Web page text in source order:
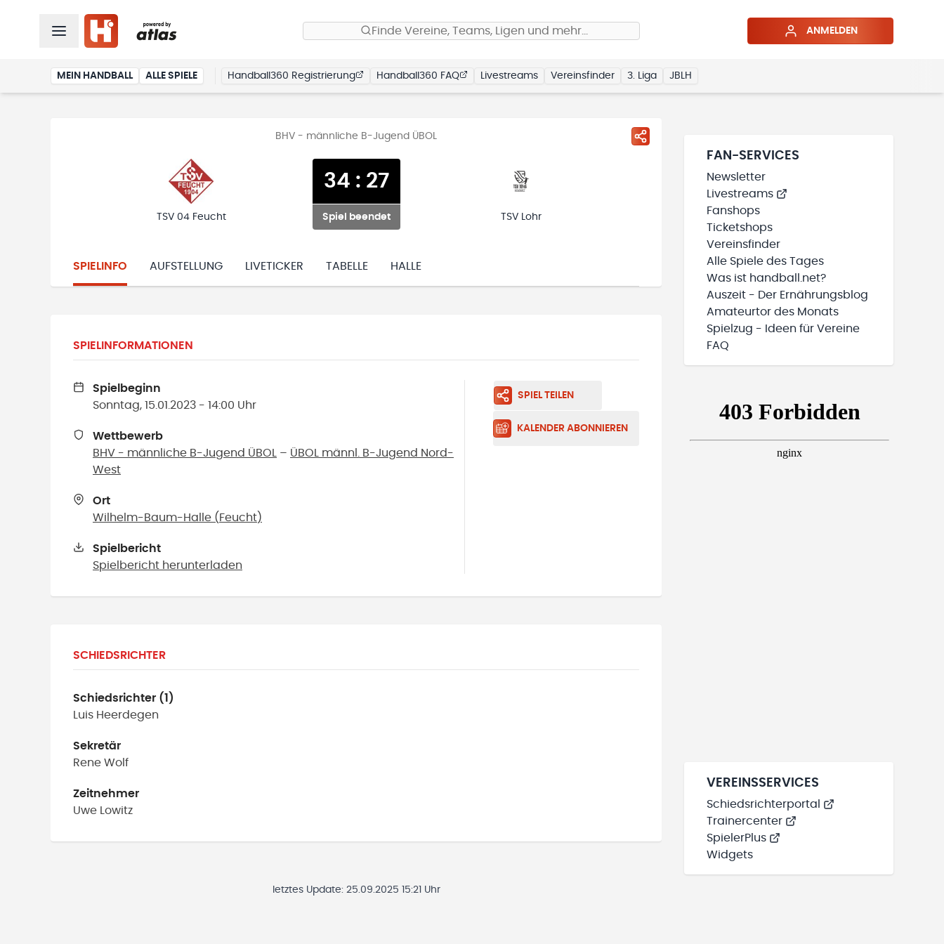
Finde Vereine, Teams, Ligen und mehr… ANMELDEN
MEIN HANDBALL ALLE SPIELE Handball360 Registrierung Handball360 FAQ Livestreams Vereinsfinder 3. Liga JBLH
BHV - männliche B-Jugend ÜBOL
TSV 04 Feucht
34 : 27
Spiel beendet TSV Lohr
SPIELINFO AUFSTELLUNG LIVETICKER TABELLE HALLE
SPIELINFORMATIONEN
Spielbeginn
Sonntag, 15.01.2023 - 14:00 Uhr
Wettbewerb
BHV - männliche B-Jugend ÜBOL
– ÜBOL männl. B-Jugend Nord-
West
Ort
Wilhelm-Baum-Halle ( Feucht)
Spielbericht
Spielbericht herunterladen
SPIEL TEILEN
KALENDER ABONNIEREN
SCHIEDSRICHTER
Schiedsrichter (1)
Luis Heerdegen
Sekretär
Rene Wolf
Zeitnehmer
Uwe
Lowitz
letztes Update: 25.09.2025 15:21 Uhr
FAN-SERVICES
Newsletter
Livestreams
Fanshops
Ticketshops
Vereinsfinder
Alle Spiele des Tages
Was ist handball.net?
Auszeit - Der Ernährungsblog
Amateurtor des Monats
Spielzug - Ideen für Vereine
FAQ
VEREINSSERVICES
Schiedsrichterportal
Trainercenter
SpielerPlus
Widgets